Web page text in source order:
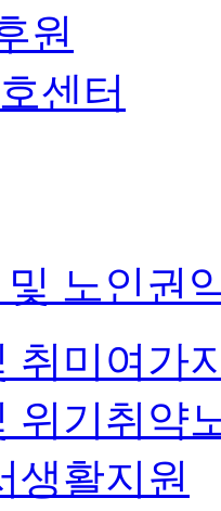
원
센터
노인권
취미여가
위기취약
생활지원